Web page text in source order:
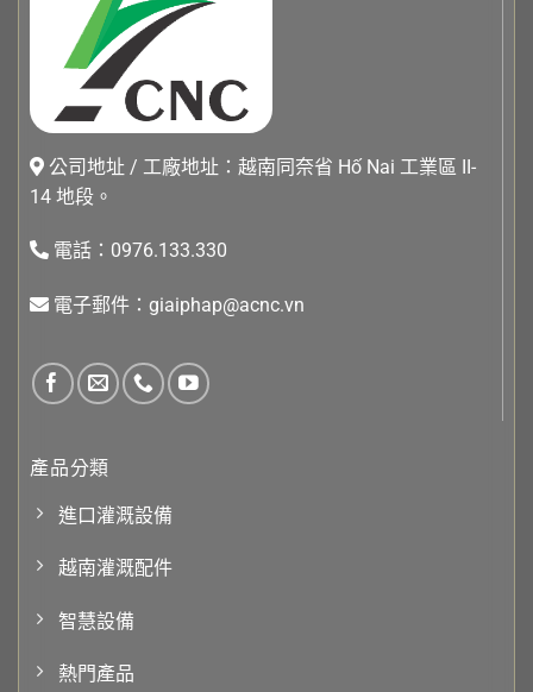
公司地址 / 工廠地址：越南同奈省 Hố Nai 工業區 II-
14 地段。
電話：0976.133.330
電子郵件：giaiphap@acnc.vn
產品分類
進口灌溉設備
越南灌溉配件
智慧設備
熱門產品